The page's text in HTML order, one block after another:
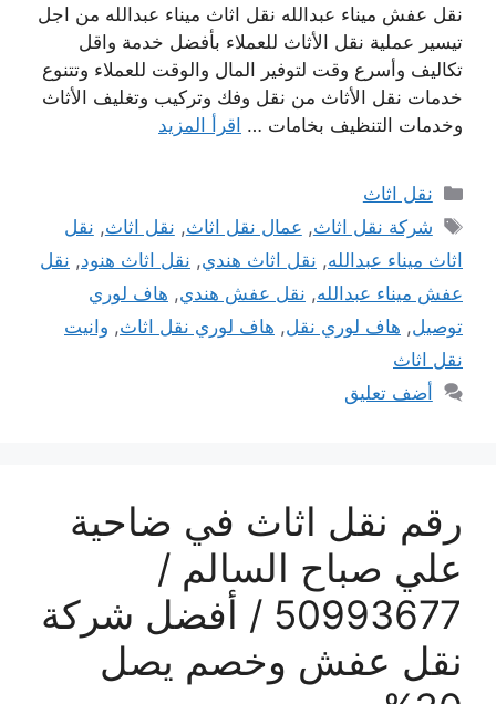
نقل عفش ميناء عبدالله نقل اثاث ميناء عبدالله من اجل
تيسير عملية نقل الأثاث للعملاء بأفضل خدمة واقل
تكاليف وأسرع وقت لتوفير المال والوقت للعملاء وتتنوع
خدمات نقل الأثاث من نقل وفك وتركيب وتغليف الأثاث
وخدمات التنظيف بخامات … اقرأ المزيد
التصنيفات
نقل اثاث
الوسوم
شركة نقل اثاث, عمال نقل اثاث, نقل اثاث, نقل
اثاث ميناء عبدالله, نقل اثاث هندي, نقل اثاث هنود, نقل
عفش ميناء عبدالله, نقل عفش هندي, هاف لوري
توصيل, هاف لوري نقل, هاف لوري نقل اثاث, وانيت
نقل اثاث
أضف تعليق
رقم نقل اثاث في ضاحية
علي صباح السالم /
50993677 / أفضل شركة
نقل عفش وخصم يصل